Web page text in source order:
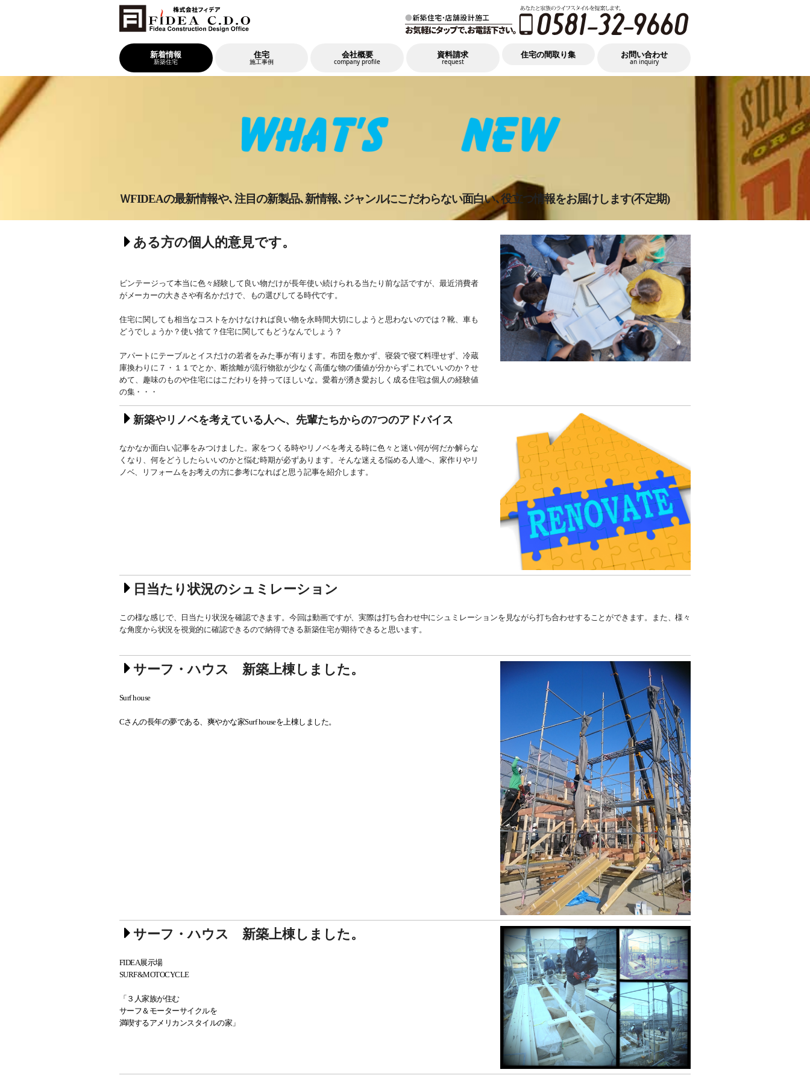
新着情報
新築住宅
住宅
施工事例
会社概要
company profile
資料請求
request
住宅の間取り集 お問い合わせ
an inquiry
ＷFIDEAの最新情報や､注目の新製品､新情報､ジャンルにこだわらない面白い､役立つ情報をお届けします(不定期)
ある方の個人的意見です。
ビンテージって本当に色々経験して良い物だけが長年使い続けられる当たり前な話ですが、最近消費者
がメーカーの大きさや有名かだけで、もの選びしてる時代です。
住宅に関しても相当なコストをかけなければ良い物を永時間大切にしようと思わないのでは？靴、車も
どうでしょうか？使い捨て？住宅に関してもどうなんでしょう？
アパートにテーブルとイスだけの若者をみた事が有ります。布団を敷かず、寝袋で寝て料理せず、冷蔵
庫換わりに７・１１でとか、断捨離が流行物欲が少なく高価な物の価値が分からずこれでいいのか？せ
めて、趣味のものや住宅にはこだわりを持ってほしいな。愛着が湧き愛おしく成る住宅は個人の経験値
の集・・・
新築やリノベを考えている人へ、先輩たちからの7つのアドバイス
なかなか面白い記事をみつけました。家をつくる時やリノベを考える時に色々と迷い何が何だか解らな
くなり、何をどうしたらいいのかと悩む時期が必ずあります。そんな迷える悩める人達へ、家作りやリ
ノベ、リフォームをお考えの方に参考になればと思う記事を紹介します。
日当たり状況のシュミレーション
この様な感じで、日当たり状況を確認できます。今回は動画ですが、実際は打ち合わせ中にシュミレーションを見ながら打ち合わせすることができます。また、様々
な角度から状況を視覚的に確認できるので納得できる新築住宅が期待できると思います。
サーフ・ハウス 新築上棟しました。
Surf house
Cさんの長年の夢である、爽やかな家Surf houseを上棟しました。
サーフ・ハウス 新築上棟しました。
FIDEA展示場
SURF&MOTOCYCLE
「３人家族が住む
サーフ＆モーターサイクルを
満喫するアメリカンスタイルの家」